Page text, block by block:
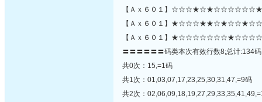
【Ａｘ６０１】
【Ａｘ６０１】
【Ａｘ６０１】
〓〓〓〓〓〓码类本次有效行数8;总计:134
共0次：15,=1码
共1次：01,03,07,17,23,25,30,31,47,=9码
共2次：